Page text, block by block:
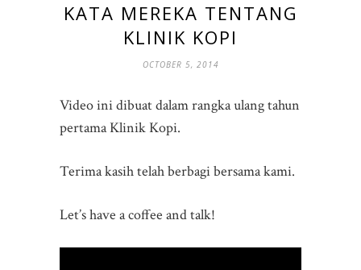
KATA MEREKA TENTANG
KLINIK KOPI
OCTOBER 5, 2014
Video ini dibuat dalam rangka ulang tahun
pertama Klinik Kopi.
Terima kasih telah berbagi bersama kami.
Let’s have a coffee and talk!